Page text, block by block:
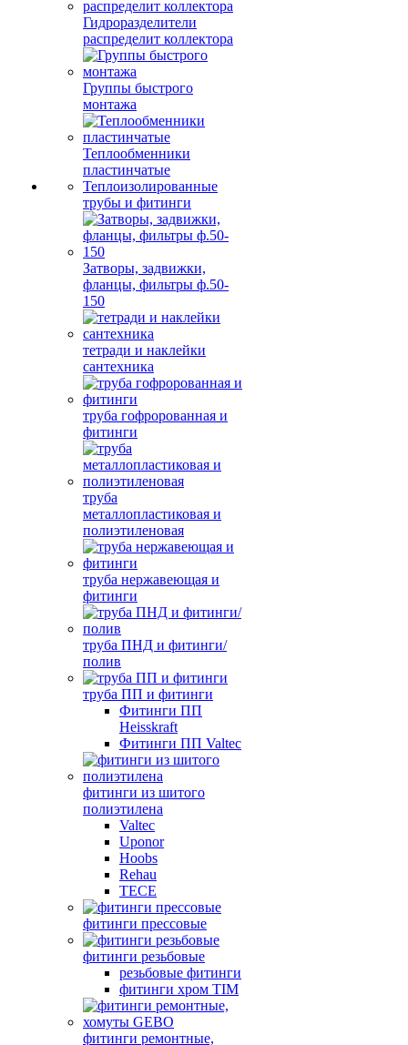
Гидроразделители
распределит коллектора
Группы быстрого
монтажа
Теплообменники
пластинчатые
Теплоизолированные
трубы и фитинги
Затворы, задвижки,
фланцы, фильтры ф.50-
150
тетради и наклейки
сантехника
труба гофророванная и
фитинги
труба
металлопластиковая и
полиэтиленовая
труба нержавеющая и
фитинги
труба ПНД и фитинги/
полив
труба ПП и фитинги
Фитинги ПП
Heisskraft
Фитинги ПП Valtec
фитинги из шитого
полиэтилена
Valtec
Uponor
Hoobs
Rehau
TECE
фитинги прессовые
фитинги резьбовые
резьбовые фитинги
фитинги хром TIM
фитинги ремонтные,